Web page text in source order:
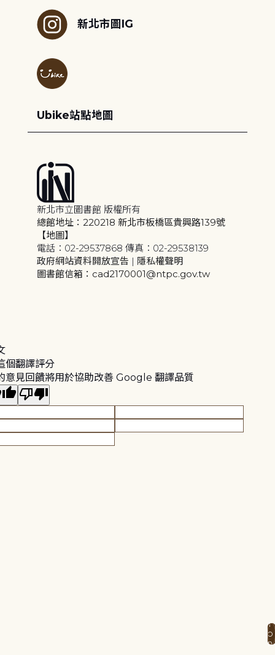
新北市圖IG
Ubike站點地圖
新北市立圖書館 版權所有
總館地址：220218 新北市板橋區貴興路139號
【地圖】
電話：02-29537868 傳真：02-29538139
政府網站資料開放宣告 | 隱私權聲明
圖書館信箱：cad2170001@ntpc.gov.tw
個翻譯評分
意見回饋將用於協助改善 Google 翻譯品質